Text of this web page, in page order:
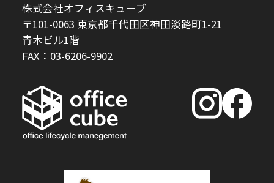
株式会社オフィスキューブ
〒101-0063 東京都千代田区神田淡路町1-21
青木ビル1階
FAX：03-6206-9902